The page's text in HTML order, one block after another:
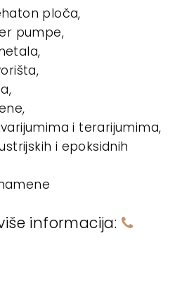
ploča,
pumpe,
i terarijumima,
i epoksidnih
informacija: